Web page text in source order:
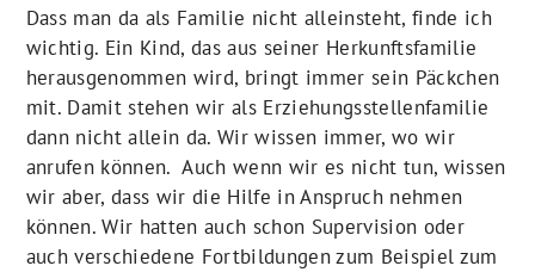
Dass man da als Familie nicht alleinsteht, finde ich
wichtig. Ein Kind, das aus seiner Herkunftsfamilie
herausgenommen wird, bringt immer sein Päckchen
mit. Damit stehen wir als Erziehungsstellenfamilie
dann nicht allein da. Wir wissen immer, wo wir
anrufen können. Auch wenn wir es nicht tun, wissen
wir aber, dass wir die Hilfe in Anspruch nehmen
können. Wir hatten auch schon Supervision oder
auch verschiedene Fortbildungen zum Beispiel zum